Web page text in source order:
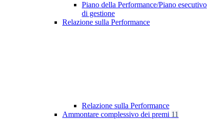
Piano della Performance/Piano esecutivo
di gestione
Relazione sulla Performance
Relazione sulla Performance
Ammontare complessivo dei premi 11